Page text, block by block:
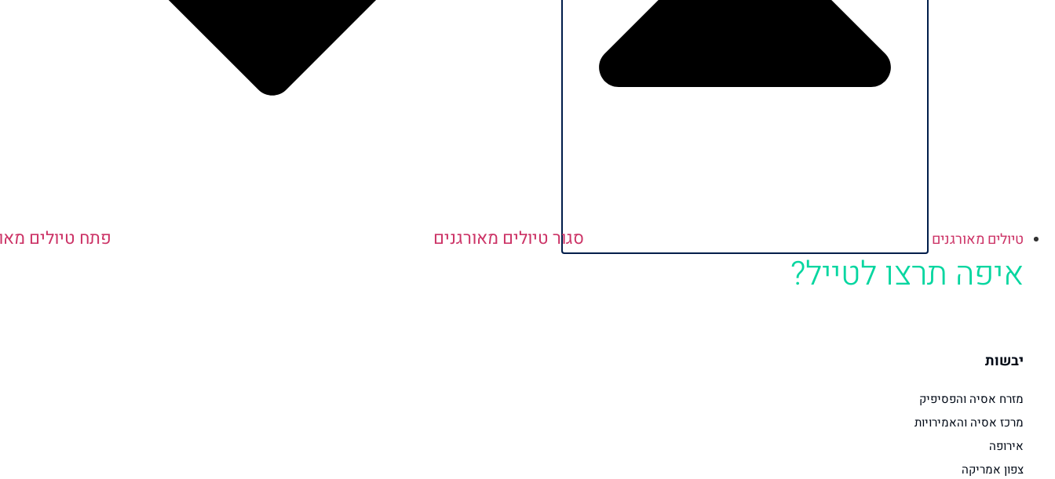
טיולים מאורגנים סגור טיולים מאורגנים פתח טיולים
איפה תרצו לטייל?
יבשות
מזרח אסיה והפסיפיק
מרכז אסיה והאמירויות
אירופה
צפון אמריקה